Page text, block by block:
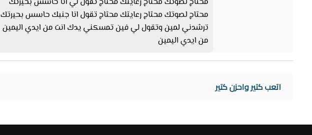
محتاج لصوتك محتاج رعايتك محتاج تقول انا جنبك حاسس بحيرتك
ترشدني لمين وتقول لي فين تمسكني يدك انت من ايدي اليمين
من ايدي اليمين
اتعب كتير واحزن كتير